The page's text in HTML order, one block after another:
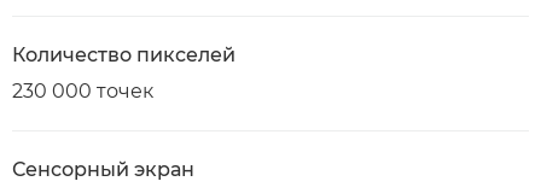
Количество пикселей
230 000 точек
Сенсорный экран